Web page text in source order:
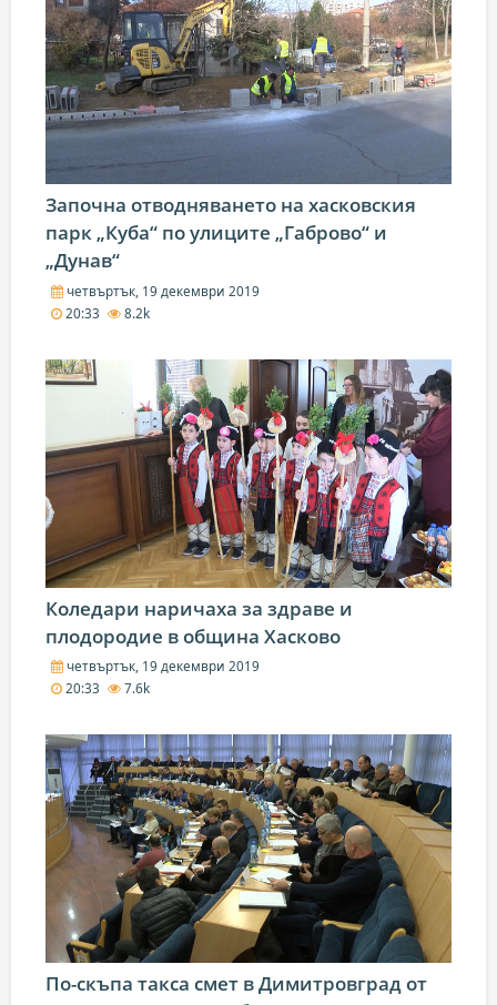
Започна отводняването на хасковския
парк „Куба“ по улиците „Габрово“ и
„Дунав“
четвъртък, 19 декември 2019
20:33
8.2k
Коледари наричаха за здраве и
плодородие в община Хасково
четвъртък, 19 декември 2019
20:33
7.6k
По-скъпа такса смет в Димитровград от